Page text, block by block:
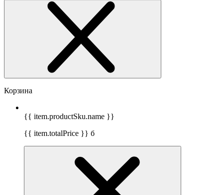
Корзина
{{ item.productSku.name }}
{{ item.totalPrice }} б